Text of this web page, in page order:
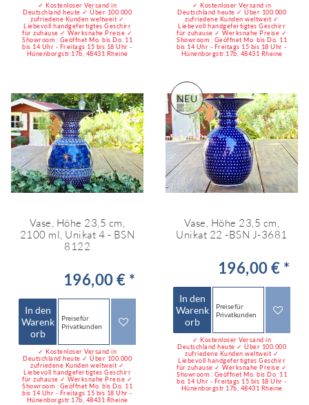
✓ Kostenloser Versand in
Deutschland heute ✓ Über 100.000
zufriedene Kunden weltweit ✓
Liebevoll handgefertigtes Geschirr
für zuhause ✓ Werksnahe Preise ✓
Showroom : Geöffnet Mo. bis Do. 11
bis 14 Uhr - Freitags 15 bis 18 Uhr -
Hünenborgstr.17b, 48431 Rheine
✓ Kostenloser Versand in
Deutschland heute ✓ Über 100.000
zufriedene Kunden weltweit ✓
Liebevoll handgefertigtes Geschirr
für zuhause ✓ Werksnahe Preise ✓
Showroom : Geöffnet Mo. bis Do. 11
bis 14 Uhr - Freitags 15 bis 18 Uhr -
Hünenborgstr.17b, 48431 Rheine
Vase, Höhe 23,5 cm,
2100 ml, Unikat 4 - BSN
8122
196,00 € *
In den
Warenk
orb
Preise für
Privatkunden
✓ Kostenloser Versand in
Deutschland heute ✓ Über 100.000
zufriedene Kunden weltweit ✓
Liebevoll handgefertigtes Geschirr
für zuhause ✓ Werksnahe Preise ✓
Showroom : Geöffnet Mo. bis Do. 11
bis 14 Uhr - Freitags 15 bis 18 Uhr -
Hünenborgstr.17b, 48431 Rheine
NEU
Vase, Höhe 23,5 cm,
Unikat 22 -BSN J-3681
196,00 € *
In den
Warenk
orb
Preise für
Privatkunden
✓ Kostenloser Versand in
Deutschland heute ✓ Über 100.000
zufriedene Kunden weltweit ✓
Liebevoll handgefertigtes Geschirr
für zuhause ✓ Werksnahe Preise ✓
Showroom : Geöffnet Mo. bis Do. 11
bis 14 Uhr - Freitags 15 bis 18 Uhr -
Hünenborgstr.17b, 48431 Rheine